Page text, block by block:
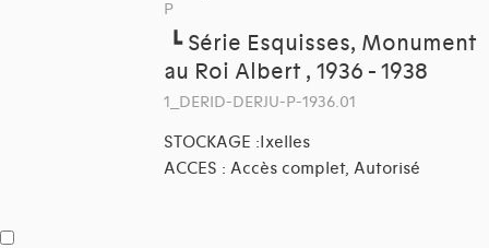
P
┗ Série Esquisses, Monument
au Roi Albert , 1936 - 1938
1_DERID-DERJU-P-1936.01
STOCKAGE :Ixelles
ACCES : Accès complet, Autorisé